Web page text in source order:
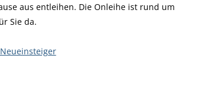
aus entleihen. Die Onleihe ist rund um
Sie da.